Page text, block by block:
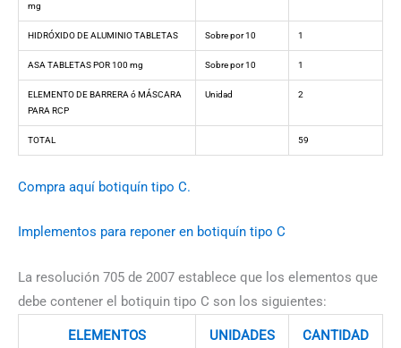
mg
HIDRÓXIDO DE ALUMINIO TABLETAS Sobre por 10 1
ASA TABLETAS POR 100 mg Sobre por 10 1
ELEMENTO DE BARRERA ó MÁSCARA
PARA RCP
Unidad 2
TOTAL 59
Compra aquí botiquín tipo C.
Implementos para reponer en botiquín tipo C
La resolución 705 de 2007 establece que los elementos que
debe contener el botiquin tipo C son los siguientes:
ELEMENTOS UNIDADES CANTIDAD